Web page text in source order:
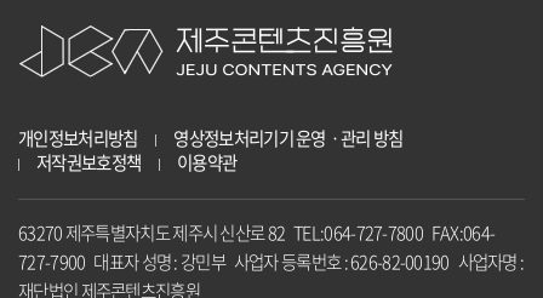
개인정보처리방침
영상정보처리기기 운영ㆍ관리 방침
저작권보호정책
이용약관
63270 제주특별자치도 제주시 신산로 82 TEL:064-727-7800 FAX:064-
727-7900 대표자 성명 : 강민부 사업자 등록번호 : 626-82-00190 사업자명 :
재단법인 제주콘텐츠진흥원